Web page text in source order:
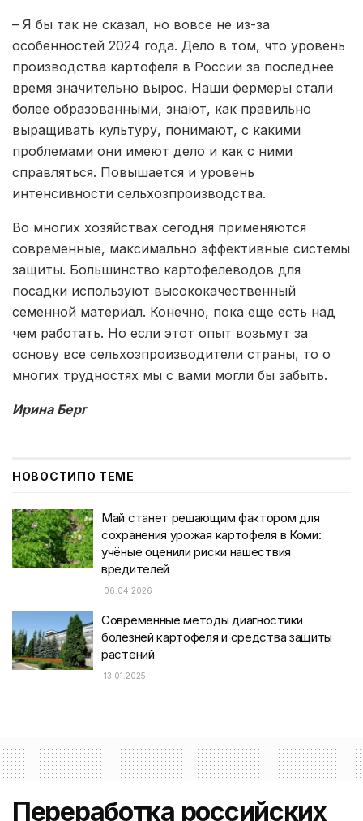
– Я бы так не сказал, но вовсе не из-за
особенностей 2024 года. Дело в том, что уровень
производства картофеля в России за последнее
время значительно вырос. Наши фермеры стали
более образованными, знают, как правильно
выращивать культуру, понимают, с какими
проблемами они имеют дело и как с ними
справляться. Повышается и уровень
интенсивности сельхозпроизводства.
Во многих хозяйствах сегодня применяются
современные, максимально эффективные системы
защиты. Большинство картофелеводов для
посадки используют высококачественный
семенной материал. Конечно, пока еще есть над
чем работать. Но если этот опыт возьмут за
основу все сельхозпроизводители страны, то о
многих трудностях мы с вами могли бы забыть.
Ирина Берг
НОВОСТИПО ТЕМЕ
Май станет решающим фактором для
сохранения урожая картофеля в Коми:
учёные оценили риски нашествия
вредителей
06.04.2026
Современные методы диагностики
болезней картофеля и средства защиты
растений
13.01.2025
Переработка российских